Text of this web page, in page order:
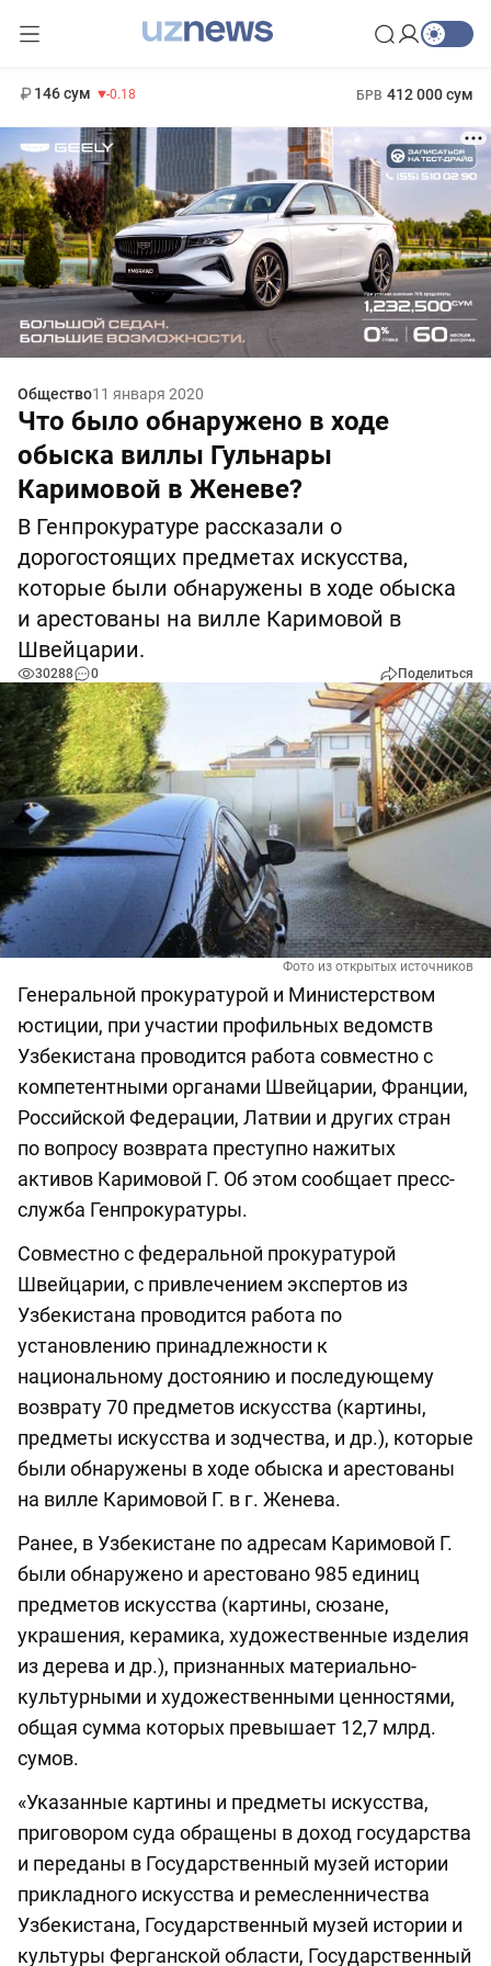
146 сум -0.18 БРВ 412 000 сум
Общество11 января 2020
Что было обнаружено в ходе
обыска виллы Гульнары
Каримовой в Женеве?
В Генпрокуратуре рассказали о
дорогостоящих предметах искусства,
которые были обнаружены в ходе обыска
и арестованы на вилле Каримовой в
Швейцарии.
30288 0 Поделиться
Фото из открытых источников
Генеральной прокуратурой и Министерством
юстиции, при участии профильных ведомств
Узбекистана проводится работа совместно с
компетентными органами Швейцарии, Франции,
Российской Федерации, Латвии и других стран
по вопросу возврата преступно нажитых
активов Каримовой Г. Об этом сообщает пресс-
служба Генпрокуратуры.
Совместно с федеральной прокуратурой
Швейцарии, с привлечением экспертов из
Узбекистана проводится работа по
установлению принадлежности к
национальному достоянию и последующему
возврату 70 предметов искусства (картины,
предметы искусства и зодчества, и др.), которые
были обнаружены в ходе обыска и арестованы
на вилле Каримовой Г. в г. Женева.
Ранее, в Узбекистане по адресам Каримовой Г.
были обнаружено и арестовано 985 единиц
предметов искусства (картины, сюзане,
украшения, керамика, художественные изделия
из дерева и др.), признанных материально-
культурными и художественными ценностями,
общая сумма которых превышает 12,7 млрд.
сумов.
«Указанные картины и предметы искусства,
приговором суда обращены в доход государства
и переданы в Государственный музей истории
прикладного искусства и ремесленничества
Узбекистана, Государственный музей истории и
культуры Ферганской области, Государственный